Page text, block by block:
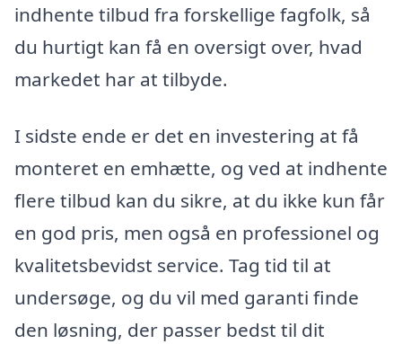
indhente tilbud fra forskellige fagfolk, så
du hurtigt kan få en oversigt over, hvad
markedet har at tilbyde.
I sidste ende er det en investering at få
monteret en emhætte, og ved at indhente
flere tilbud kan du sikre, at du ikke kun får
en god pris, men også en professionel og
kvalitetsbevidst service. Tag tid til at
undersøge, og du vil med garanti finde
den løsning, der passer bedst til dit